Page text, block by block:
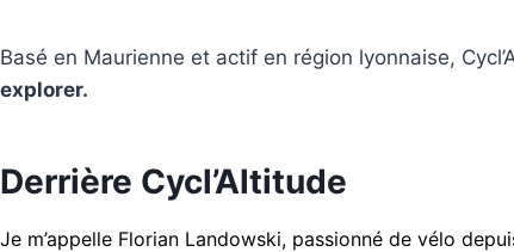
Basé en Maurienne et actif en région lyonnaise,
explorer.
Derrière Cycl’Altitude
Je m’appelle Florian Landowski, passionné de vélo